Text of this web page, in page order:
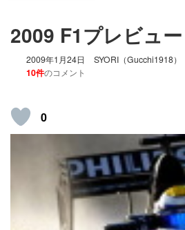
2009 F1プレビュー
2009年1月24日 SYORI（Gucchi1918）
10件のコメント
0